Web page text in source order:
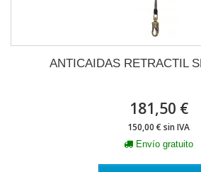
ANTICAIDAS RETRACTIL
181,50 €
150,00 € sin IVA
Envío gratuito